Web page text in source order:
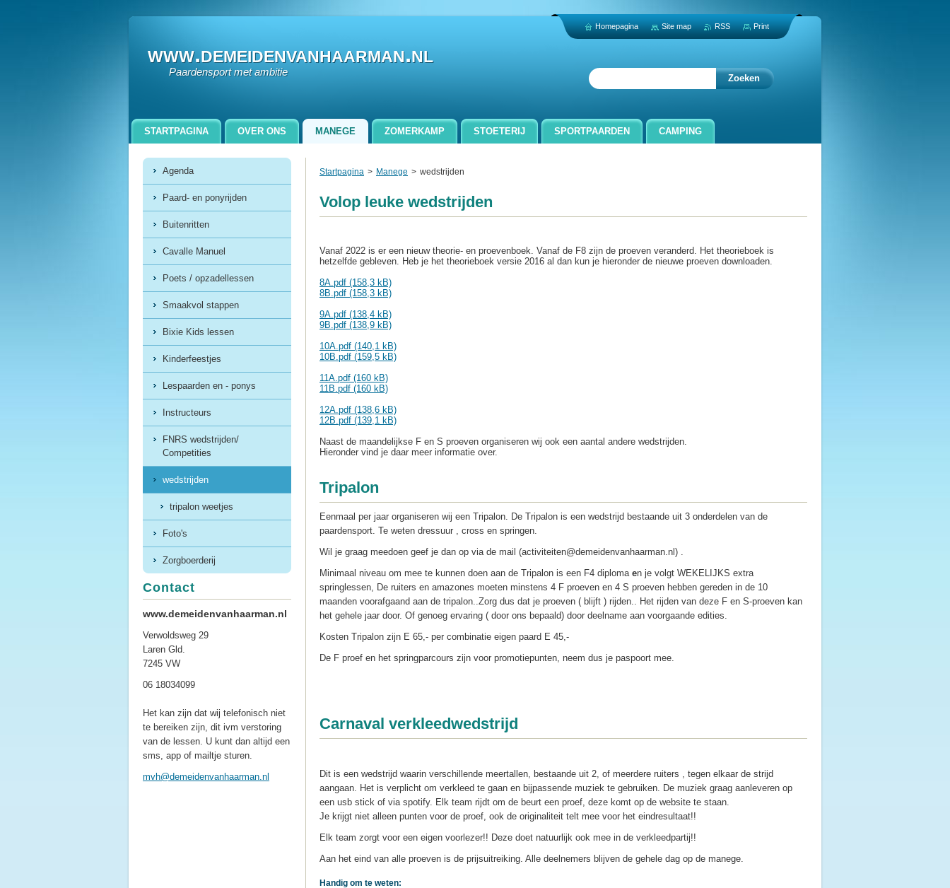
www.demeidenvanhaarman.nl
Paardensport met ambitie
Startpagina > Manege > wedstrijden
Volop leuke wedstrijden
Vanaf 2022 is er een nieuw theorie- en proevenboek. Vanaf de F8 zijn de proeven veranderd. Het theorieboek is
hetzelfde gebleven. Heb je het theorieboek versie 2016 al dan kun je hieronder de nieuwe proeven downloaden.
8A.pdf (158,3 kB)
8B.pdf (158,3 kB)
9A.pdf (138,4 kB)
9B.pdf (138,9 kB)
10A.pdf (140,1 kB)
10B.pdf (159,5 kB)
11A.pdf (160 kB)
11B.pdf (160 kB)
12A.pdf (138,6 kB)
12B.pdf (139,1 kB)
Naast de maandelijkse F en S proeven organiseren wij ook een aantal andere wedstrijden.
Hieronder vind je daar meer informatie over.
Tripalon
Eenmaal per jaar organiseren wij een Tripalon. De Tripalon is een wedstrijd bestaande uit 3 onderdelen van de
paardensport. Te weten dressuur , cross en springen.
Wil je graag meedoen geef je dan op via de mail (activiteiten@demeidenvanhaarman.nl) .
Minimaal niveau om mee te kunnen doen aan de Tripalon is een F4 diplomaen je volgt WEKELIJKS extra
springlessen, De ruiters en amazones moeten minstens 4 F proeven en 4 S proeven hebben gereden in de 10
maanden voorafgaand aan de tripalon..Zorg dus dat je proeven ( blijft ) rijden.. Het rijden van deze F en S-proeven kan
het gehele jaar door. Of genoeg ervaring ( door ons bepaald) door deelname aan voorgaande edities.
Kosten Tripalon zijn E 65,- per combinatie eigen paard E 45,-
De F proef en het springparcours zijn voor promotiepunten, neem dus je paspoort mee.
Carnaval verkleedwedstrijd
Dit is een wedstrijd waarin verschillende meertallen, bestaande uit 2, of meerdere ruiters , tegen elkaar de strijd
aangaan. Het is verplicht om verkleed te gaan en bijpassende muziek te gebruiken. De muziek graag aanleveren op
een usb stick of via spotify. Elk team rijdt om de beurt een proef, deze komt op de website te staan.
Je krijgt niet alleen punten voor de proef, ook de originaliteit telt mee voor het eindresultaat!!
Elk team zorgt voor een eigen voorlezer!! Deze doet natuurlijk ook mee in de verkleedpartij!!
Aan het eind van alle proeven is de prijsuitreiking. Alle deelnemers blijven de gehele dag op de manege.
Handig om te weten:
Agenda
Paard- en ponyrijden
Buitenritten
Cavalle Manuel
Poets / opzadellessen
Smaakvol stappen
Bixie Kids lessen
Kinderfeestjes
Lespaarden en - ponys
Instructeurs
FNRS wedstrijden/
Competities
wedstrijden
tripalon weetjes
Foto's
Zorgboerderij
Contact
www.demeidenvanhaarman.nl
Verwoldsweg 29
Laren Gld.
7245 VW
06 18034099
Het kan zijn dat wij telefonisch niet
te bereiken zijn, dit ivm verstoring
van de lessen. U kunt dan altijd een
sms, app of mailtje sturen.
mvh@demeidenvanhaarman.n
STARTPAGINA OVER ONS MANEGE ZOMERKAMP STOETERIJ SPORTPAARDEN CAMPING
ZORGBOERDERIJ GEWOON DAAN
Homepagina Site map RSS Print